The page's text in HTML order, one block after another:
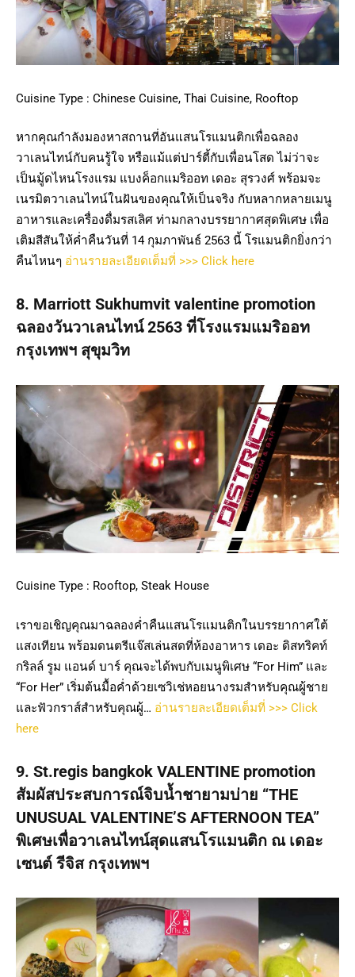
Cuisine Type : Chinese Cuisine, Thai Cuisine, Rooftop
หากคุณกำลังมองหาสถานที่อันแสนโรแมนติกเพื่อฉลอง
วาเลนไทน์กับคนรู้ใจ หรือแม้แต่ปาร์ตี้กับเพื่อนโสด ไม่ว่าจะ
เป็นมู้ดไหนโรงแรม แบงค็อกแมริออท เดอะ สุรวงศ์ พร้อมจะ
เนรมิตวาเลนไทน์ในฝันของคุณให้เป็นจริง กับหลากหลายเมนู
อาหารและเครื่องดื่มรสเลิศ ท่ามกลางบรรยากาศสุดพิเศษ เพื่อ
เติมสีสันให้ค่ำคืนวันที่ 14 กุมภาพันธ์ 2563 นี้ โรแมนติกยิ่งกว่า
คืนไหนๆ อ่านรายละเอียดเต็มที่ >>> Click here
8. Marriott Sukhumvit valentine promotion
ฉลองวันวาเลนไทน์ 2563 ที่โรงแรมแมริออท
กรุงเทพฯ สุขุมวิท
Cuisine Type : Rooftop, Steak House
เราขอเชิญคุณมาฉลองค่ำคืนแสนโรแมนติกในบรรยากาศใต้
แสงเทียน พร้อมดนตรีแจ๊สเล่นสดที่ห้องอาหาร เดอะ ดิสทริคท์
กริลล์ รูม แอนด์ บาร์ คุณจะได้พบกับเมนูพิเศษ “For Him” และ
“For Her” เริ่มต้นมื้อค่ำด้วยเซวิเช่หอยนางรมสำหรับคุณผู้ชาย
และฟัวกราส์สำหรับคุณผู้… อ่านรายละเอียดเต็มที่ >>> Click
here
9. St.regis bangkok VALENTINE promotion
สัมผัสประสบการณ์จิบน้ำชายามบ่าย “THE
UNUSUAL VALENTINE’S AFTERNOON TEA”
พิเศษเพื่อวาเลนไทน์สุดแสนโรแมนติก ณ เดอะ
เซนต์ รีจิส กรุงเทพฯ